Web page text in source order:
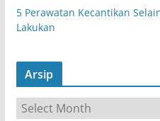
5 Perawatan Kecantikan
Lakukan
Arsip